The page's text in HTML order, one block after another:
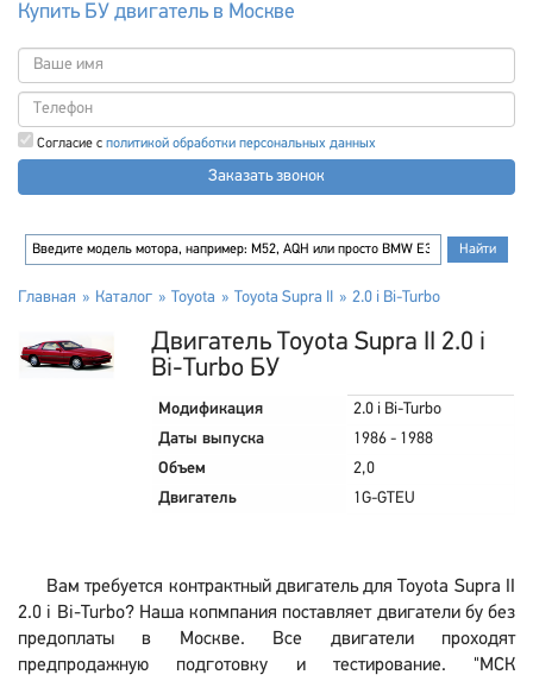
Купить БУ двигатель в Москве
Согласие с политикой обработки персональных данных
Заказать звонок
Главная Каталог Toyota Toyota Supra II 2.0 i Bi-Turbo
Двигатель Toyota Supra II 2.0 i
Bi-Turbo БУ
Модификация
2.0 i Bi-Turbo
Даты выпуска
1986 - 1988
Объем
2,0
Двигатель
1G-GTEU
Вам требуется контрактный двигатель для Toyota Supra II
2.0 i Bi-Turbo? Наша копмпания поставляет двигатели бу без
предоплаты в Москве. Все двигатели проходят
предпродажную подготовку и тестирование. "МСК